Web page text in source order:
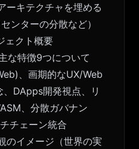
ーキテクチャを埋める
ンターの分散など）
ェクト概要
な特徴9つについて
、画期的なUX/Web
DApps開発視点、リ
、分散ガバナン
チェーン統合
のイメージ（世界の実